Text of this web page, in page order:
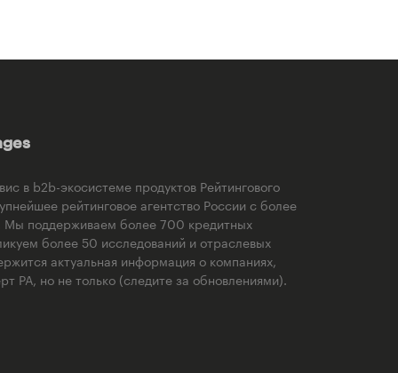
в b2b-экосистеме продуктов Рейтингового
рейтинговое агентство России с более
Мы поддерживаем более 700 кредитных
более 50 исследований и отраслевых
актуальная информация о компаниях,
РА, но не только (следите за обновлениями).